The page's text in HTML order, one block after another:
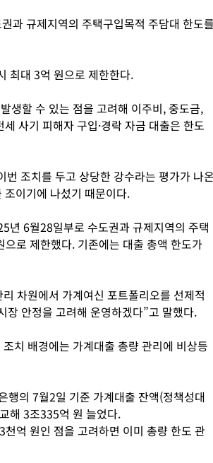
과 규제지역의 주택구입목적 주담대 한도를
최대 3억 원으로 제한한다.
생할 수 있는 점을 고려해 이주비, 중도금,
사기 피해자 구입·경락 자금 대출은 한도
조치를 두고 상당한 강수라는 평가가 나온
이기에 나섰기 때문이다.
년 6월28일부로 수도권과 규제지역의 주택
로 제한했다. 기존에는 대출 총액 한도가
차원에서 가계여신 포트폴리오를 선제적
장 안정을 고려해 운영하겠다”고 말했다.
치 배경에는 가계대출 총량 관리에 비상등
행의 7월2일 기준 가계대출 잔액(정책성대
해 3조335억 원 늘었다.
억 원인 점을 고려하면 이미 총량 한도 관